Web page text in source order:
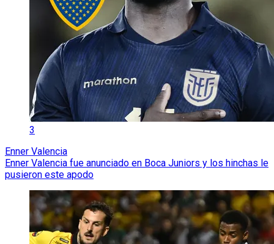
3
Enner Valencia
Enner Valencia fue anunciado en Boca Juniors y los hinchas le
pusieron este apodo